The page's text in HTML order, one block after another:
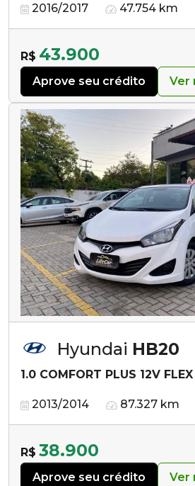
2016/2017 47.754 km
R$ 43.900
Aprove seu crédito Ver
Hyundai HB20
1.0 COMFORT PLUS 12V
2013/2014 87.327 km
R$ 38.900
Aprove seu crédito Ver